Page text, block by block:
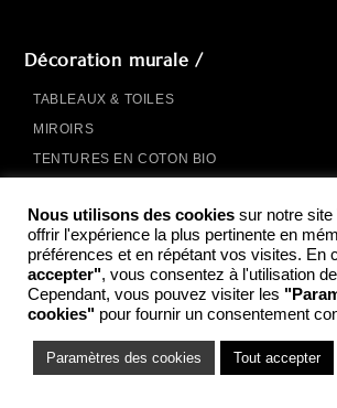
Décoration murale /
TABLEAUX & TOILES
MIROIRS
TENTURES EN COTON BIO
AFFICHES
PEINTURES BIO SOURCEES
Nous utilisons des cookies sur notre site
offrir l'expérience la plus pertinente en
préférences et en répétant vos visites. En
accepter", vous consentez à l'utilisation
Cependant, vous pouvez visiter les
cookies" pour fournir un consentement
Paramètres des cookies Tout accepter